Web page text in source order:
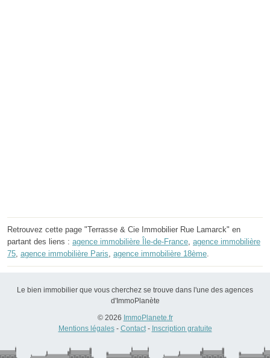
Retrouvez cette page "Terrasse & Cie Immobilier Rue Lamarck" en
partant des liens : agence immobilière Île-de-France agence immobilière
75 agence immobilière Paris agence immobilière 18ème
Le bien immobilier que vous cherchez se trouve dans l'une des agences
d'ImmoPlanète
© 2026 ImmoPlanete.fr
Mentions légales- Contact- Inscription gratuite